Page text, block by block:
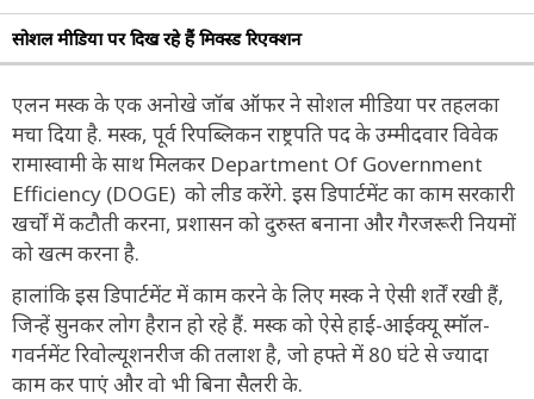
सोशल मीडिया पर दिख रहे हैं मिक्स्ड रिएक्शन
एलन मस्क के एक अनोखे जॉब ऑफर ने सोशल मीडिया पर तहलका
मचा दिया है. मस्क, पूर्व रिपब्लिकन राष्ट्रपति पद के उम्मीदवार विवेक
रामास्वामी के साथ मिलकर Department Of Government
Efficiency (DOGE) को लीड करेंगे. इस डिपार्टमेंट का काम सरकारी
खर्चों में कटौती करना, प्रशासन को दुरुस्त बनाना और गैरजरूरी नियमों
को खत्म करना है.
हालांकि इस डिपार्टमेंट में काम करने के लिए मस्क ने ऐसी शर्तें रखी हैं,
जिन्हें सुनकर लोग हैरान हो रहे हैं. मस्क को ऐसे हाई-आईक्यू स्मॉल-
गवर्नमेंट रिवोल्यूशनरीज की तलाश है, जो हफ्ते में 80 घंटे से ज्यादा
काम कर पाएं और वो भी बिना सैलरी के.